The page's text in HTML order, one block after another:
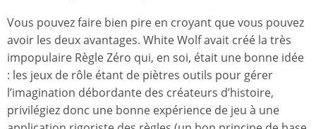
Vous pouvez faire bien pire en croyant que vous pouvez
avoir les deux avantages. White Wolf avait créé la très
impopulaire Règle Zéro qui, en soi, était une bonne idée
: les jeux de rôle étant de piètres outils pour gérer
l’imagination débordante des créateurs d’histoire,
privilégiez donc une bonne expérience de jeu à une